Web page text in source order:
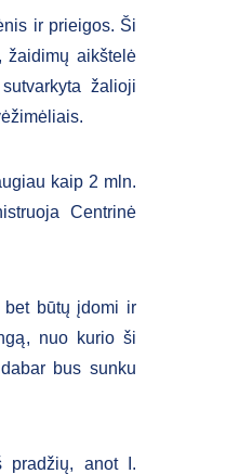
ir prieigos. Ši
žaidimų aikštelė
žalioji
kaip 2 mln.
Centrinė
bet būtų įdomi ir
nuo kurio ši
bus sunku
pradžių, anot I.